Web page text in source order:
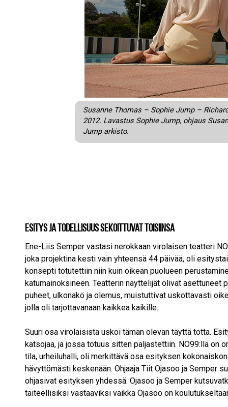
Susanne Thomas – Sophie Jump –
2012. Lavastus Sophie Jump, ohjaus
Jump arkisto.
Esitys ja todellisuus sekoittuvat toisiinsa
Ene-Liis Semper vastasi nerokkaan virolaisen teatteri
joka projektina kesti vain yhteensä 44 päivää, oli
konsepti totutettiin niin kuin oikean puolueen
katumainoksineen. Teatterin näyttelijät olivat
puheet, ulkonäkö ja olemus, muistuttivat uskottavasti
jolla oli tarjottavanaan kaikkea kaikille.
Suuri osa virolaisista uskoi tämän olevan täyttä totta.
katsojaa, ja jossa totuus sitten paljastettiin. NO99:llä on
tila, urheiluhalli, oli merkittävä osa esityksen
hävyttömästi keskenään. Ohjaaja Tiit Ojasoo ja Semper
ohjasivat esityksen yhdessä. Ojasoo ja Semper
taiteellisiksi vastaaviksi vaikka Ojasoo on